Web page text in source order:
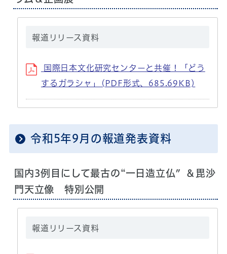
報道リリース資料
国際日本文化研究センターと共催！「どう
するガラシャ」(PDF形式、685.69KB)
令和5年9月の報道発表資料
国内3例目にして最古の“一日造立仏″＆毘沙
門天立像 特別公開
報道リリース資料